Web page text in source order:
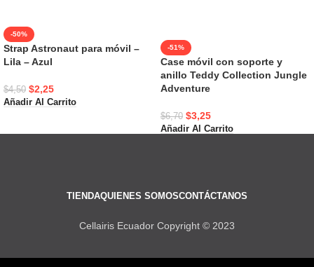
-50%
Strap Astronaut para móvil –
Lila – Azul
$4,50 $2,25
Añadir Al Carrito
-51%
Case móvil con soporte y
anillo Teddy Collection Jungle
Adventure
$6,70 $3,25
Añadir Al Carrito
TIENDAQUIENES SOMOSCONTÁCTANOS
Cellairis Ecuador Copyright © 2023